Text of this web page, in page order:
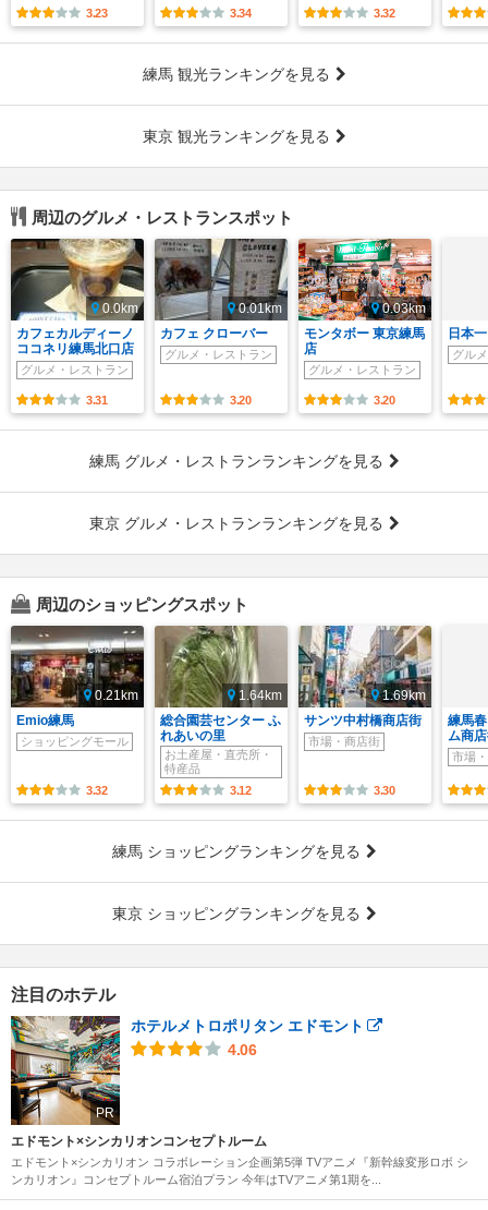
3.23 3.34 3.32
練馬 観光ランキングを見る
東京 観光ランキングを見る
周辺のグルメ・レストランスポット
0.0km
カフェカルディーノ
ココネリ練馬北口店
グルメ・レストラン
3.31
0.01km
カフェ クローバー
グルメ・レストラン
3.20
0.03km
モンタボー 東京練馬
店
グルメ・レストラン
3.20
日本
グル
練馬 グルメ・レストランランキングを見る
東京 グルメ・レストランランキングを見る
周辺のショッピングスポット
0.21km
Emio練馬
ショッピングモール
3.32
1.64km
総合園芸センター ふ
れあいの里
お土産屋・直売所・
特産品
3.12
1.69km
サンツ中村橋商店街
市場・商店街
3.30
練馬
ム商
市場
練馬 ショッピングランキングを見る
東京 ショッピングランキングを見る
注目のホテル
PR
ホテルメトロポリタン エドモント
4.06
エドモント×シンカリオンコンセプトルーム
エドモント×シンカリオン コラボレーション企画第5弾 TVアニメ『新幹線変形ロボ シ
ンカリオン』コンセプトルーム宿泊プラン 今年はTVアニメ第1期を...